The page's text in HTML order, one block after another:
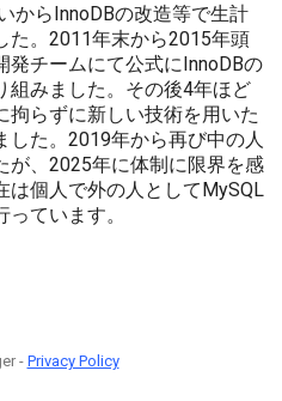
からInnoDBの改造等で生計
た。2011年末から2015年頭
発チームにて公式にInnoDBの
組みました。その後4年ほど
拘らずに新しい技術を用いた
した。2019年から再び中の人
が、2025年に体制に限界を感
は個人で外の人としてMySQL
ています。
-Privacy Policy